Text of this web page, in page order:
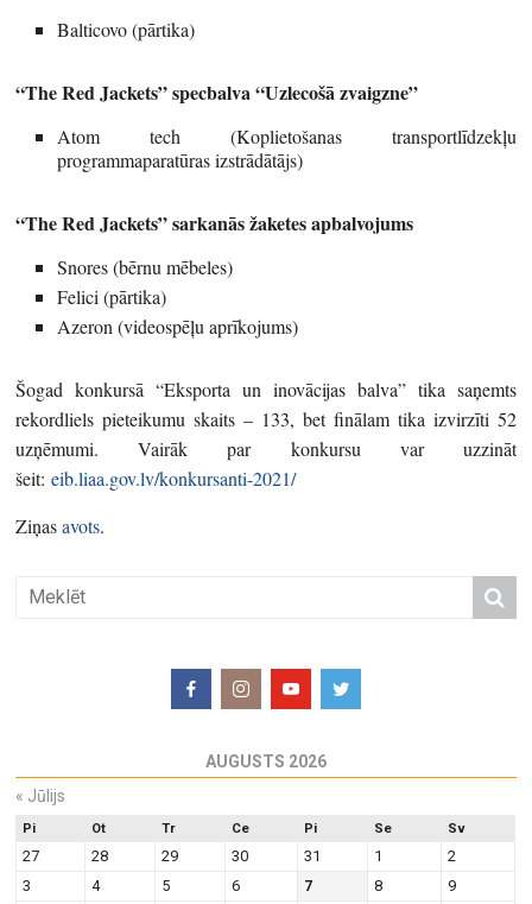
Balticovo (pārtika)
“The Red Jackets” specbalva “Uzlecošā zvaigzne”
Atom tech (Koplietošanas transportlīdzekļu
programmaparatūras izstrādātājs)
“The Red Jackets” sarkanās žaketes apbalvojums
Snores (bērnu mēbeles)
Felici (pārtika)
Azeron (videospēļu aprīkojums)
Šogad konkursā “Eksporta un inovācijas balva” tika saņemts
rekordliels pieteikumu skaits – 133, bet finālam tika izvirzīti 52
uzņēmumi. Vairāk par konkursu var uzzināt
šeit:eib.liaa.gov.lv/konkursanti-2021/
Ziņasavots.
AUGUSTS 2026
« Jūlijs
Pi Ot Tr Ce Pi Se Sv
27 28 29 30 31 1
2
3
4 5 6 7 8
9